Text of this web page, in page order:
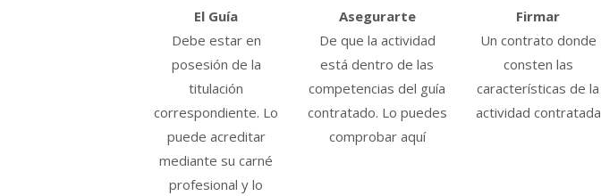
El Guía
Debe estar en
posesión de la
titulación
correspondiente. Lo
puede acreditar
mediante su carné
profesional y lo
Asegurarte
De que la actividad
está dentro de las
competencias del guía
contratado. Lo puedes
comprobar aquí
Firmar
Un contrato donde
consten las
características de la
actividad contratada